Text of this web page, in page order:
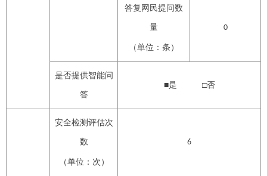
答复网民提问数
量
（单位：条）
0
是否提供智能问
答
■是 □否
安全检测评估次
数
（单位：次）
6